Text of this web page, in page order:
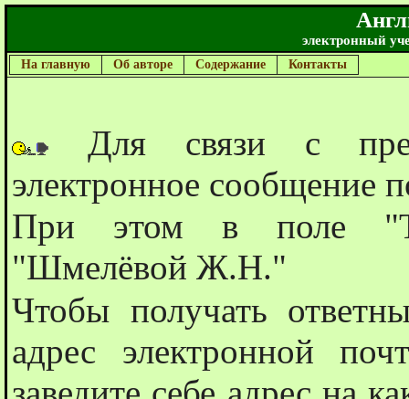
электронный
На главную Об авторе Содержание Контакты
Для связи с
электронное сообщение
При этом в поле
"Шмелëвой Ж.Н."
Чтобы получать
адрес электронной